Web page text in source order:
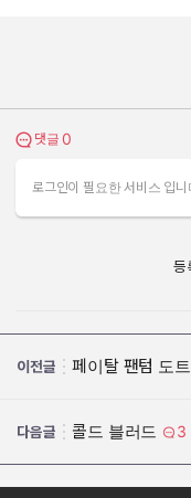
댓글 보기
댓글 0
로그인이 필요한 서비스 입니
등
이전글 페이탈 팬텀 도
다음글 콜드 블러드 3